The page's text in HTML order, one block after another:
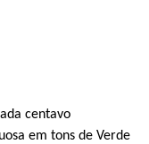
centavo
em tons de Verde